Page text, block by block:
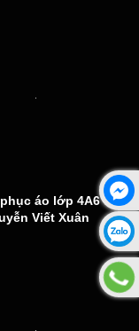
áo lớp 4A6 -
Viết Xuân